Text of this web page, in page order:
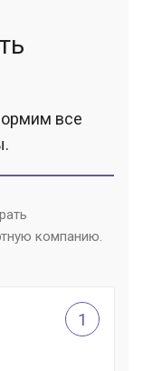
все
компанию.
1